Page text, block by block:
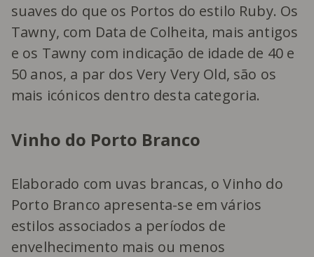
suaves do que os Portos do estilo Ruby. Os
Tawny, com Data de Colheita, mais antigos
e os Tawny com indicação de idade de 40 e
50 anos, a par dos Very Very Old, são os
mais icónicos dentro desta categoria.
Vinho do Porto Branco
Elaborado com uvas brancas, o Vinho do
Porto Branco apresenta-se em vários
estilos associados a períodos de
envelhecimento mais ou menos